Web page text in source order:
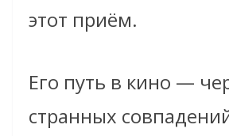
этот приём.
Его путь в кино —
странных